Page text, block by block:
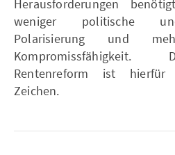
Herausforderungen
weniger politische
Polarisierung und
Kompromissfähigkeit.
Rentenreform ist hierfür
Zeichen.